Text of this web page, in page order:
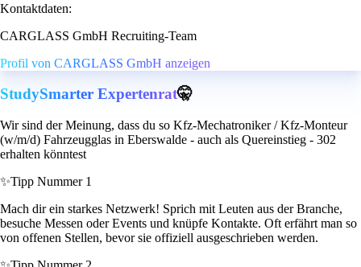
Kontaktdaten:
CARGLASS GmbH Recruiting-Team
Profil von CARGLASS GmbH anzeigen
StudySmarter Expertenrat🤫
Wir sind der Meinung, dass du so Kfz-Mechatroniker / Kfz-Monteur
(w/m/d) Fahrzeugglas in Eberswalde - auch als Quereinstieg - 302
erhalten könntest
✨Tipp Nummer 1
Mach dir ein starkes Netzwerk! Sprich mit Leuten aus der Branche,
besuche Messen oder Events und knüpfe Kontakte. Oft erfährt man so
von offenen Stellen, bevor sie offiziell ausgeschrieben werden.